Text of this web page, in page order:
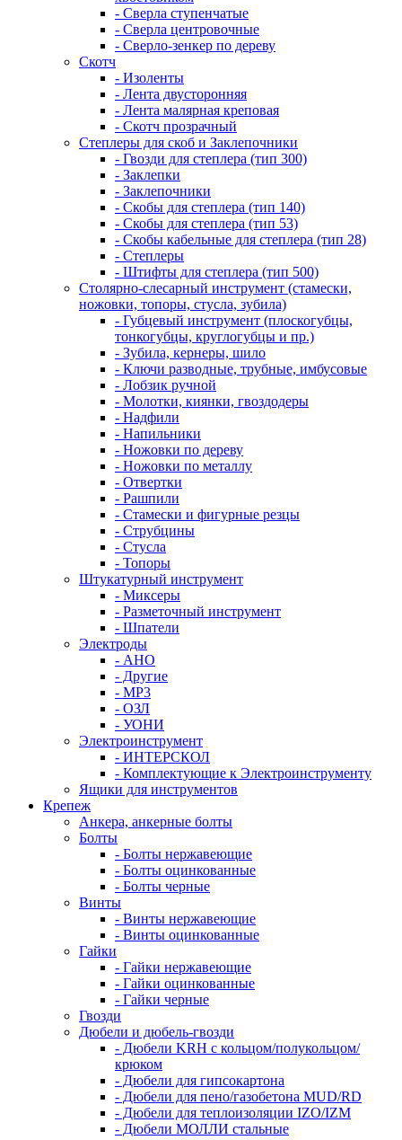
- Сверла ступенчатые
- Сверла центровочные
- Сверло-зенкер по дереву
Скотч
- Изоленты
- Лента двусторонняя
- Лента малярная креповая
- Скотч прозрачный
Степлеры для скоб и Заклепочники
- Гвозди для степлера (тип 300)
- Заклепки
- Заклепочники
- Скобы для степлера (тип 140)
- Скобы для степлера (тип 53)
- Скобы кабельные для степлера (тип 28)
- Степлеры
- Штифты для степлера (тип 500)
Столярно-слесарный инструмент (стамески,
ножовки, топоры, стусла, зубила)
- Губцевый инструмент (плоскогубцы,
тонкогубцы, круглогубцы и пр.)
- Зубила, кернеры, шило
- Ключи разводные, трубные, имбусовые
- Лобзик ручной
- Молотки, киянки, гвоздодеры
- Надфили
- Напильники
- Ножовки по дереву
- Ножовки по металлу
- Отвертки
- Рашпили
- Стамески и фигурные резцы
- Струбцины
- Стусла
- Топоры
Штукатурный инструмент
- Миксеры
- Разметочный инструмент
- Шпатели
Электроды
- АНО
- Другие
- МР3
- ОЗЛ
- УОНИ
Электроинструмент
- ИНТЕРСКОЛ
- Комплектующие к Электроинструменту
Ящики для инструментов
Крепеж
Анкера, анкерные болты
Болты
- Болты нержавеющие
- Болты оцинкованные
- Болты черные
Винты
- Винты нержавеющие
- Винты оцинкованные
Гайки
- Гайки нержавеющие
- Гайки оцинкованные
- Гайки черные
Гвозди
Дюбели и дюбель-гвозди
- Дюбели KRH с кольцом/полукольцом/
крюком
- Дюбели для гипсокартона
- Дюбели для пено/газобетона MUD/RD
- Дюбели для теплоизоляции IZO/IZM
- Дюбели МОЛЛИ стальные